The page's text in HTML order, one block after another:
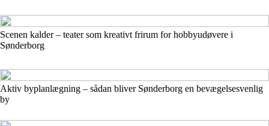
Scenen kalder – teater som kreativt frirum for hobbyudøvere i
Sønderborg
Aktiv byplanlægning – sådan bliver Sønderborg en bevægelsesvenlig
by